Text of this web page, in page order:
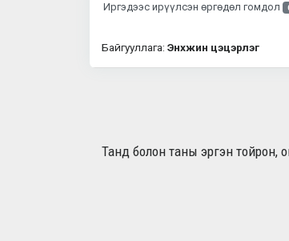
Иргэдээс ирүүлсэн өргөдөл гомдол
Байгууллага: Энхжин цэцэрлэг
Танд болон таны эргэн тойрон,